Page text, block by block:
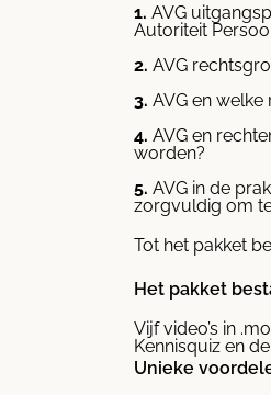
AVG
Autoriteit
AVG
AVG en welke
AVG en
worden?
AVG in de
zorgvuldig om
Tot het pakket
Het pakket
Vijf video’s in
Kennisquiz en
Unieke